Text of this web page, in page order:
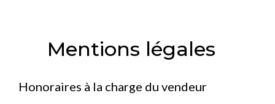
Mentions légales
Honoraires à la charge du vendeur